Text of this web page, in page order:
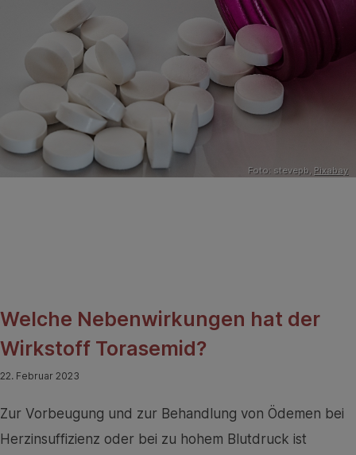
Foto: stevepb, Pixabay
Welche Nebenwirkungen hat der
Wirkstoff Torasemid?
22. Februar 2023
Zur Vorbeugung und zur Behandlung von Ödemen bei
Herzinsuffizienz oder bei zu hohem Blutdruck ist